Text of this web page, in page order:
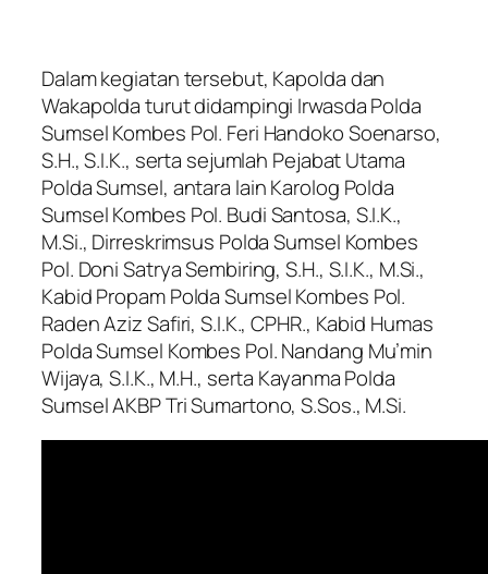
Dalam kegiatan tersebut, Kapolda dan
Wakapolda turut didampingi Irwasda Polda
Sumsel Kombes Pol. Feri Handoko Soenarso,
S.H., S.I.K., serta sejumlah Pejabat Utama
Polda Sumsel, antara lain Karolog Polda
Sumsel Kombes Pol. Budi Santosa, S.I.K.,
M.Si., Dirreskrimsus Polda Sumsel Kombes
Pol. Doni Satrya Sembiring, S.H., S.I.K., M.Si.,
Kabid Propam Polda Sumsel Kombes Pol.
Raden Aziz Safiri, S.I.K., CPHR., Kabid Humas
Polda Sumsel Kombes Pol. Nandang Mu’min
Wijaya, S.I.K., M.H., serta Kayanma Polda
Sumsel AKBP Tri Sumartono, S.Sos., M.Si.